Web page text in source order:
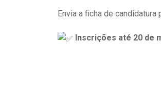
Envia a ficha de candidatura
Inscrições até 20 de